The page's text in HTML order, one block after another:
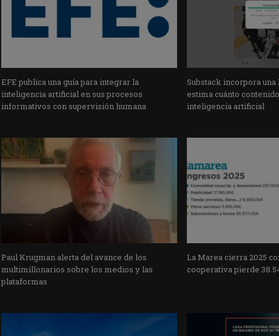
EFE publica una guía para integrar la
inteligencia artificial en sus procesos
informativos con supervisión humana
Substack incorpora
estima cuánto
inteligencia artificial
Paul Krugman alerta del avance de los
multimillonarios sobre los medios y las
plataformas
La Marea cierra 2025
cooperativa pierde